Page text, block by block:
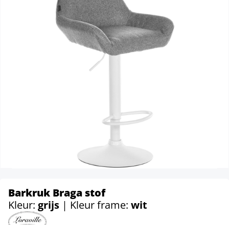
Barkruk Braga stof
Kleur: grijs | Kleur frame: wit